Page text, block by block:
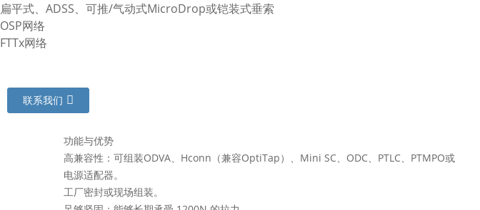
扁平式、ADSS、可推/气动式MicroDrop或铠装式垂索
OSP网络
FTTx网络
联系我们
功能与优势
高兼容性：可组装ODVA、Hconn（兼容OptiTap）、Mini SC、ODC、PTLC、PTMPO或
电源适配器。
工厂密封或现场组装。